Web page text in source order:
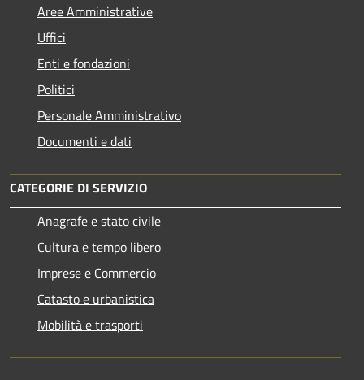
Aree Amministrative
Uffici
Enti e fondazioni
Politici
Personale Amministrativo
Documenti e dati
CATEGORIE DI SERVIZIO
Anagrafe e stato civile
Cultura e tempo libero
Imprese e Commercio
Catasto e urbanistica
Mobilità e trasporti